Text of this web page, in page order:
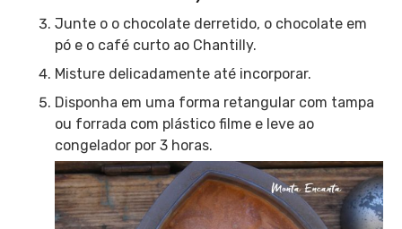
Junte o o chocolate derretido, o chocolate em
pó e o café curto ao Chantilly.
Misture delicadamente até incorporar.
Disponha em uma forma retangular com tampa
ou forrada com plástico filme e leve ao
congelador por 3 horas.